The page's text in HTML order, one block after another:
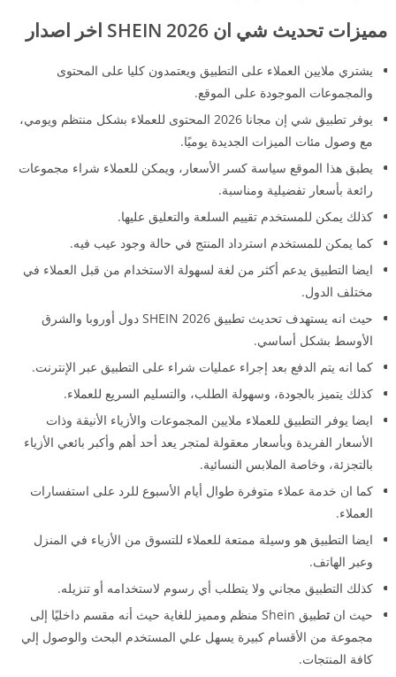
مميزات تحديث شي ان SHEIN 2026 اخر اصدار
يشتري ملايين العملاء على التطبيق ويعتمدون كليا على المحتوى
والمجموعات الموجودة على الموقع.
يوفر تطبيق شي إن مجانا 2026 المحتوى للعملاء بشكل منتظم ويومي،
مع وصول مئات الميزات الجديدة يوميًا.
يطبق هذا الموقع سياسة كسر الأسعار، ويمكن للعملاء شراء مجموعات
رائعة بأسعار تفضيلية ومناسبة.
كذلك يمكن للمستخدم تقييم السلعة والتعليق عليها.
كما يمكن للمستخدم استرداد المنتج في حالة وجود عيب فيه.
ايضا التطبيق يدعم أكثر من لغة لسهولة الاستخدام من قبل العملاء في
مختلف الدول.
حيث انه يستهدف تحديث تطبيق SHEIN 2026 دول أوروبا والشرق
الأوسط بشكل أساسي.
كما انه يتم الدفع بعد إجراء عمليات شراء على التطبيق عبر الإنترنت.
كذلك يتميز بالجودة، وسهولة الطلب، والتسليم السريع للعملاء.
ايضا يوفر التطبيق للعملاء ملايين المجموعات والأزياء الأنيقة وذات
الأسعار الفريدة وبأسعار معقولة لمتجر يعد أحد أهم وأكبر بائعي الأزياء
بالتجزئة، وخاصة الملابس النسائية.
كما ان خدمة عملاء متوفرة طوال أيام الأسبوع للرد على استفسارات
العملاء.
ايضا التطبيق هو وسيلة ممتعة للعملاء للتسوق من الأزياء في المنزل
وعبر الهاتف.
كذلك التطبيق مجاني ولا يتطلب أي رسوم لاستخدامه أو تنزيله.
حيث ان ت
طبيق Shein منظم ومميز للغاية حيث أنه مقسم داخليًا إلى
مجموعة من الأقسام كبيرة يسهل علي المستخدم البحث والوصول إلي
كافة المنتجات.